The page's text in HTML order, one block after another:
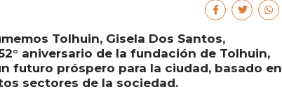
Tolhuin, Gisela Dos Santos,
aniversario de la fundación de Tolhuin,
futuro próspero para la ciudad, basado en
sectores de la sociedad.